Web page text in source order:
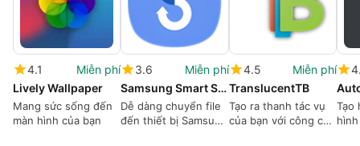
4.1
Miễn phí
Lively Wallpaper
Mang sức sống đến
màn hình của bạn
3.6
Miễn phí
Samsung Smart Switch
Dễ dàng chuyển file
đến thiết bị Samsung
4.5
Miễn phí
TranslucentTB
Tạo ra thanh tác vụ
của bạn với công cụ
Tạo